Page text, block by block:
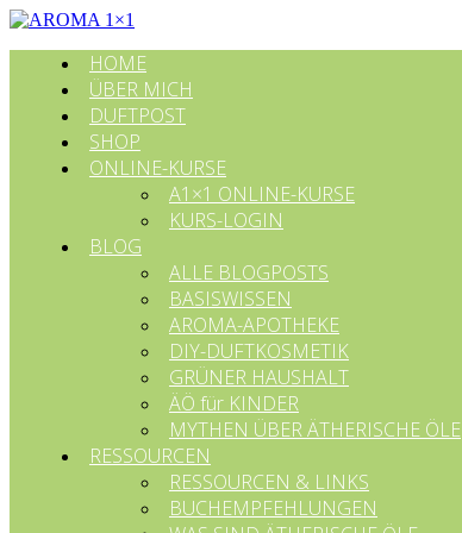
HOME
ÜBER MICH
DUFTPOST
SHOP
ONLINE-KURSE
A1×1 ONLINE-KURSE
KURS-LOGIN
BLOG
ALLE BLOGPOSTS
BASISWISSEN
AROMA-APOTHEKE
DIY-DUFTKOSMETIK
GRÜNER HAUSHALT
ÄÖ für KINDER
MYTHEN ÜBER ÄTHERISCHE ÖLE
RESSOURCEN
RESSOURCEN & LINKS
BUCHEMPFEHLUNGEN